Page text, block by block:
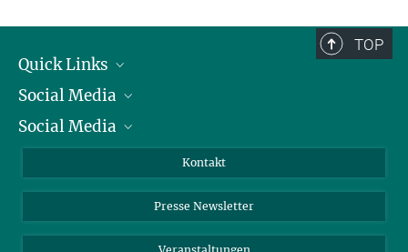
TOP
Quick Links
Präsident
Zahlen und Fakten
Meldestelle Fehlverhalten
Social Media
Bluesky
Social Media
YouTube
Kontakt
Presse Newsletter
Veranstaltungen